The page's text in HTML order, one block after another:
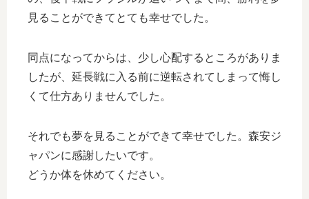
見ることができてとても幸せでした。
同点になってからは、少し心配するところがありま
したが、延長戦に入る前に逆転されてしまって悔し
くて仕方ありませんでした。
それでも夢を見ることができて幸せでした。森安ジ
ャパンに感謝したいです。
どうか体を休めてください。